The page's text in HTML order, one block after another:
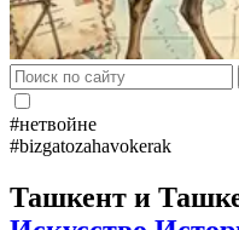
#нетвойне
#bizgatozahavokerak
Ташкент и